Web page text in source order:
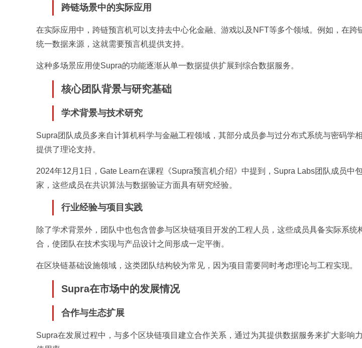
跨链场景中的实际应用
在实际应用中，跨链预言机可以支持去中心化金融、游戏以及NFT等多个领域。例如，在跨
统一数据来源，这就需要预言机提供支持。
这种多场景应用使Supra的功能逐渐从单一数据提供扩展到综合数据服务。
核心团队背景与研究基础
学术背景与技术研究
Supra团队成员多来自计算机科学与金融工程领域，其部分成员参与过分布式系统与密码学
提供了理论支持。
2024年12月1日，Gate Learn在课程《Supra预言机介绍》中提到，Supra Labs团队成员中
家，这些成员在共识算法与数据验证方面具有研究经验。
行业经验与项目实践
除了学术背景外，团队中也包含曾参与区块链项目开发的工程人员，这些成员具备实际系统
合，使团队在技术实现与产品设计之间形成一定平衡。
在区块链基础设施领域，这类团队结构较为常见，因为项目需要同时考虑理论与工程实现。
Supra在市场中的发展情况
合作与生态扩展
Supra在发展过程中，与多个区块链项目建立合作关系，通过为其提供数据服务来扩大影响